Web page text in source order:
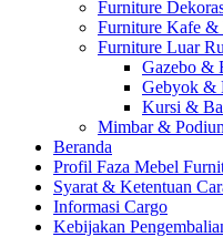
Furniture
Furniture Kafe &
Furniture Luar
Gazebo &
Gebyok &
Kursi &
Mimbar &
Beranda
Profil Faza Mebel
Syarat & Ketentuan
Informasi Cargo
Kebijakan